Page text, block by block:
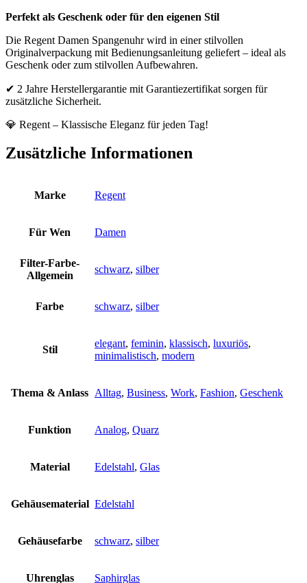
Perfekt als Geschenk oder für den eigenen Stil
Die Regent Damen Spangenuhr wird in einer stilvollen
Originalverpackung mit Bedienungsanleitung geliefert – ideal als
Geschenk oder zum stilvollen Aufbewahren.
✔ 2 Jahre Herstellergarantie mit Garantiezertifikat sorgen für
zusätzliche Sicherheit.
💎 Regent – Klassische Eleganz für jeden Tag!
Zusätzliche Informationen
Marke Regent
Für Wen Damen
Filter-Farbe-
Allgemein
schwarz, silber
Farbe schwarz, silber
Stil
elegant, feminin, klassisch, luxuriös,
minimalistisch, modern
Thema & Anlass Alltag, Business, Work, Fashion, Geschenk
Funktion Analog, Quarz
Material Edelstahl, Glas
Gehäusematerial Edelstahl
Gehäusefarbe schwarz, silber
Uhrenglas Saphirglas